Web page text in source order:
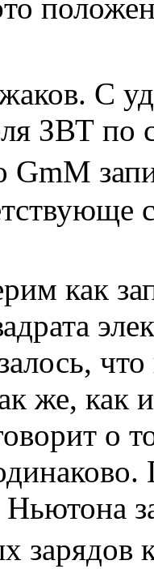
С
ЗВТ
как
что
же, как
о
зарядов